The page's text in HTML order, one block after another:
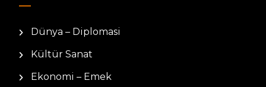
Dünya – Diplomasi
Kültür Sanat
Ekonomi – Emek